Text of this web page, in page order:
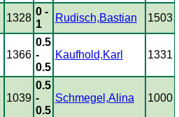
1328
0 -
1
Rudisch,Bastian 1503
1366
0.5
-
0.5
Kaufhold,Karl 1331
1039
0.5
-
0.5
Schmegel,Alina 1000